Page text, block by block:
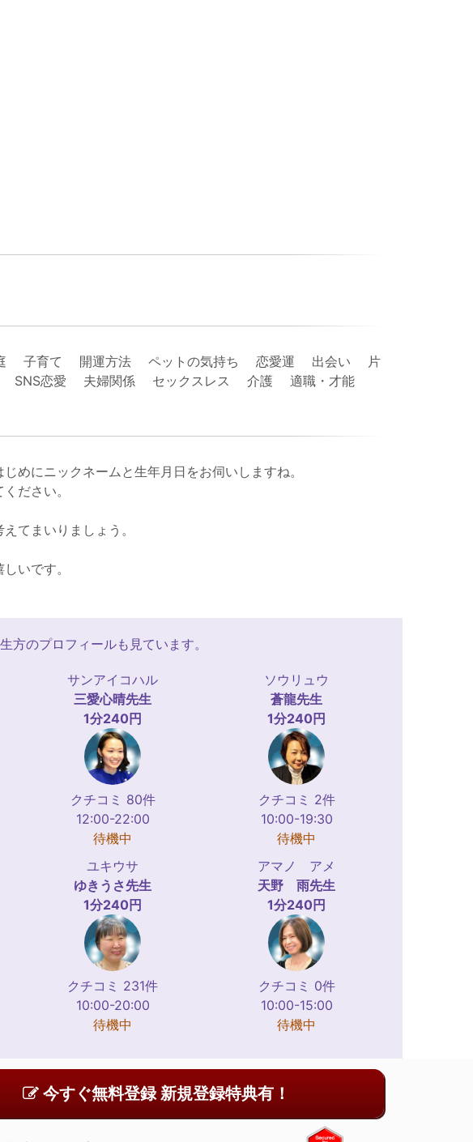
育て 開運方法 ペットの気持ち 恋愛運 出会い 片
SNS恋愛 夫婦関係 セックスレス 介護 適職・才能
めにニックネームと生年月日をお伺いしますね。
ださい。
てまいりましょう。
いです。
方のプロフィールも見ています。
サンアイコハル
三愛心晴先生
1分240円
クチコミ 80件
12:00-22:00
待機中
ソウリュウ
蒼龍先生
1分240円
クチコミ 2件
10:00-19:30
待機中
ユキウサ
ゆきうさ先生
1分240円
クチコミ 231件
10:00-20:00
待機中
アマノ アメ
天野 雨先生
1分240円
クチコミ 0件
10:00-15:00
待機中
今すぐ無料登録 新規登録特典有！